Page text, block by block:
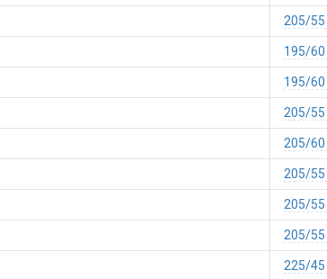
205/55
195/60
195/60
205/55
205/60
205/55
205/55
205/55
225/45